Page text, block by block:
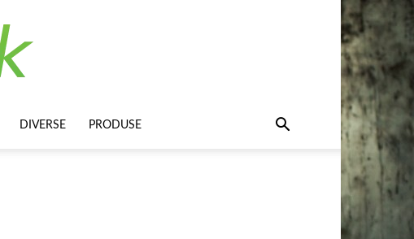
DIVERSE PRODUSE